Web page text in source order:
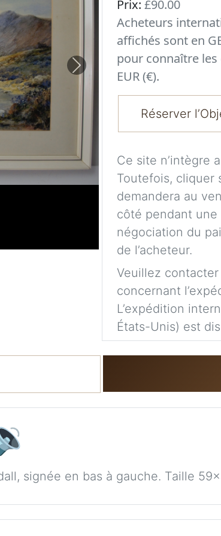
Next
Prix: £90.00
Acheteurs
affichés sont en
pour connaître les
EUR (€).
Réserver
Ce site n’intègre
Toutefois, cliquer
demandera au
côté pendant
négociation du
de l’acheteur.
Veuillez contacter
concernant
L’expédition
États-Unis) est
signée en bas à gauche. Taille